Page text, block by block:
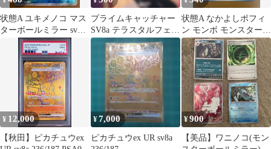
状態A ユキメノコ マス
ターボールミラー sv8a
038/187 マスボミラー
★ ポケカ ポケモンカー
ドゲーム
プライムキャッチャー
SV8a テラスタルフェス
ex 148/187 2枚セット
状態A なかよしポフィ
ン モンボ モンスターボ
ールミラー SV8a
147/187 ★ ポケカ ポケ
モンカードゲーム
¥ 12,000
【秋田】ピカチュウex
¥7,000
ピカチュウex UR sv8a
¥900
【美品】ワニノコ(モン